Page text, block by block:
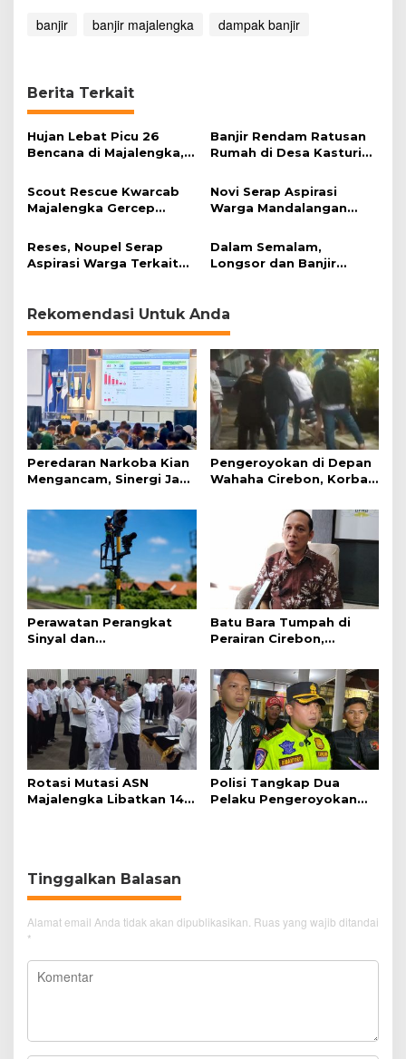
banjir banjir majalengka dampak banjir
Berita Terkait
Hujan Lebat Picu 26
Bencana di Majalengka,
Terendam
Banjir Rendam Ratusan
Rumah di Desa Kasturi
Scout Rescue Kwarcab
Majalengka Gercep
Terdampak Banjir
Novi Serap Aspirasi
Warga Mandalangan
Reses, Noupel Serap
Aspirasi Warga Terkait
Dalam Semalam,
Longsor dan Banjir
Rekomendasi Untuk Anda
Peredaran Narkoba Kian
Mengancam, Sinergi Jadi
Pengeroyokan di Depan
Wahaha Cirebon, Korban
Perawatan Perangkat
Sinyal dan
Perjalanan Kereta Api
Batu Bara Tumpah di
Perairan Cirebon,
Hijau
Rotasi Mutasi ASN
Majalengka Libatkan 145
Polisi Tangkap Dua
Pelaku Pengeroyokan
Tinggalkan Balasan
Alamat email Anda tidak akan dipublikasikan. Ruas yang wajib ditandai
*